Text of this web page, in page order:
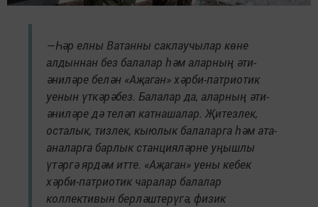
—Һәр елны Ватанны саклаучылар көне
алдыннан без балалар һәм аларның әти-
әниләре белән «Аҗаган» хәрби-патриотик
уенын үткәрәбез. Балалар да, аларның әти-
әниләре дә теләп катнашалар. Җитезлек,
осталык, тизлек, кыюлык балаларга һәм ата-
аналарга барлык станцияләрне уңышлы
үтәргә ярдәм итте. «Аҗаган» уены кебек
хәрби-патриотик чаралар балалар
коллективын берләштерүгә, физик